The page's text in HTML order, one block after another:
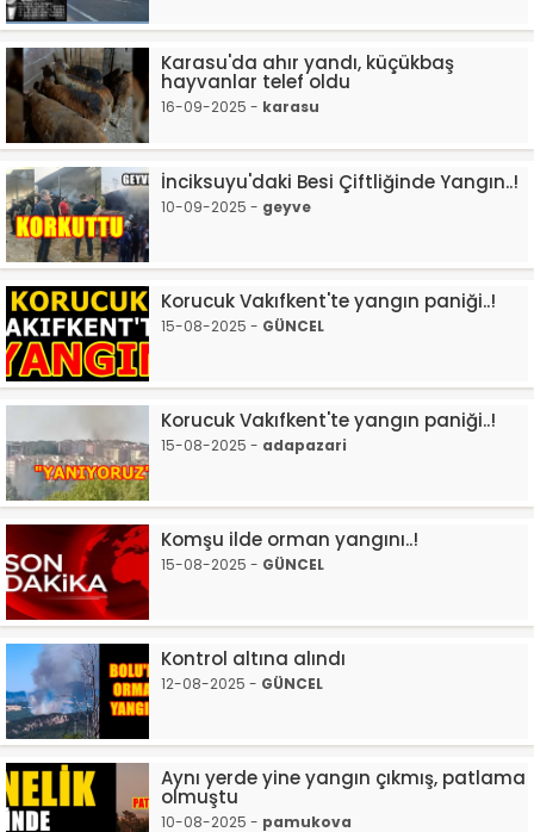
Karasu'da ahır yandı, küçükbaş
hayvanlar telef oldu
16-09-2025 - karasu
İnciksuyu'daki Besi Çiftliğinde Yangın..!
10-09-2025 - geyve
Korucuk Vakıfkent'te yangın paniği..!
15-08-2025 - GÜNCEL
Korucuk Vakıfkent'te yangın paniği..!
15-08-2025 - adapazari
Komşu ilde orman yangını..!
15-08-2025 - GÜNCEL
Kontrol altına alındı
12-08-2025 - GÜNCEL
Aynı yerde yine yangın çıkmış, patlama
olmuştu
10-08-2025 - pamukova